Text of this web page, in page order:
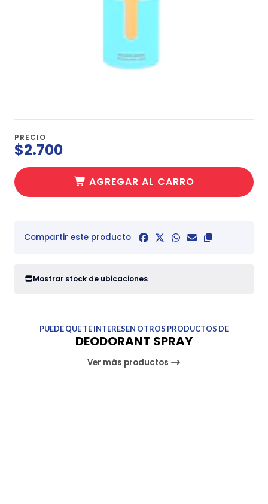
PRECIO
$2.700
AGREGAR AL CARRO
Compartir este producto
Mostrar stock de ubicaciones
PUEDE QUE TE INTERESEN OTROS PRODUCTOS DE
DEODORANT SPRAY
Ver más productos